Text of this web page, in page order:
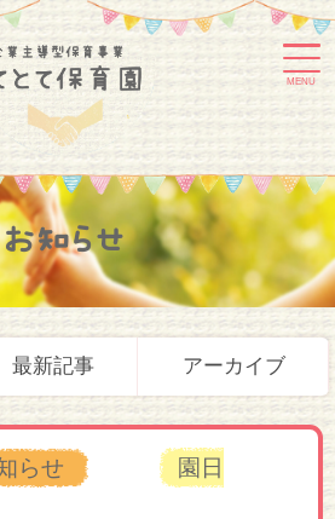
MENU
お知らせ
最新記事 アーカイブ
らせ
園日